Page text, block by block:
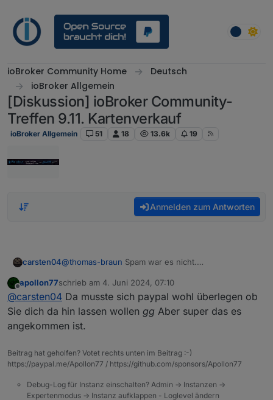
ioBroker Community Home
Deutsch
ioBroker Allgemein
[Diskussion] ioBroker Community-
Treffen 9.11. Kartenverkauf
ioBroker Allgemein 51 18 13.6k 19
Anmelden zum Antworten
carsten04@thomas-braun Spam war es nicht.
gegangen ist?
Email mit Ticket hat wohl noch einen Umweg
genommen :-) und ist jetzt da.
Offline
apollon77schrieb am 4. Juni 2024, 07:10
zuletzt editiert von
@carsten04 Da musste sich paypal wohl überlegen ob
Sie dich da hin lassen wollen gg Aber super das es
angekommen ist.
Beitrag hat geholfen? Votet rechts unten im Beitrag :-)
https://paypal.me/Apollon77 / https://github.com/sponsors/Apollon77
Debug-Log für Instanz einschalten? Admin -> Instanzen ->
Expertenmodus -> Instanz aufklappen - Loglevel ändern